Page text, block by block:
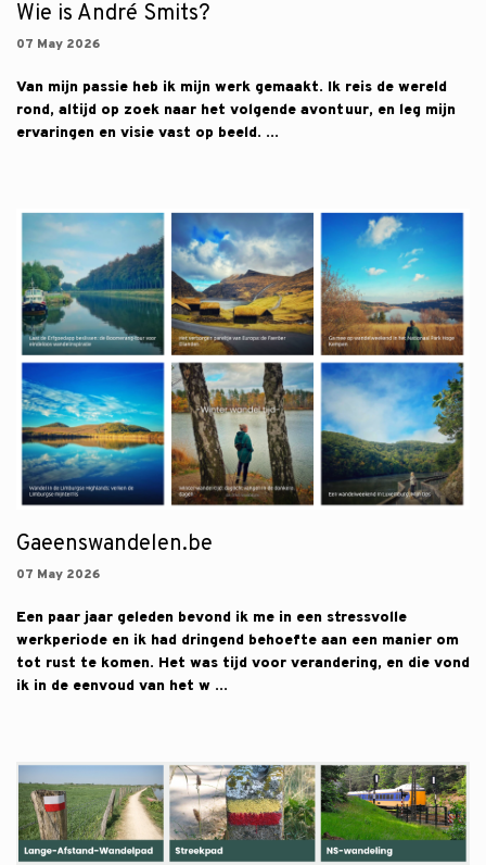
Wie is André Smits?
07 May 2026
Van mijn passie heb ik mijn werk gemaakt. Ik reis de wereld
rond, altijd op zoek naar het volgende avontuur, en leg mijn
ervaringen en visie vast op beeld. ...
Gaeenswandelen.be
07 May 2026
Een paar jaar geleden bevond ik me in een stressvolle
werkperiode en ik had dringend behoefte aan een manier om
tot rust te komen. Het was tijd voor verandering, en die vond
ik in de eenvoud van het w ...